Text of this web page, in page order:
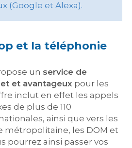
(Google et Alexa).
et la téléphonie
un service de
et avantageux pour les
inclut en effet les appels
de plus de 110
ainsi que vers les
métropolitaine, les DOM et
pourrez ainsi passer vos